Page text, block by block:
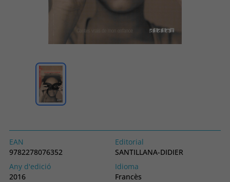
EAN
9782278076352
Editorial
SANTILLANA-DIDIER
Any d'edició
2016
Idioma
Francès